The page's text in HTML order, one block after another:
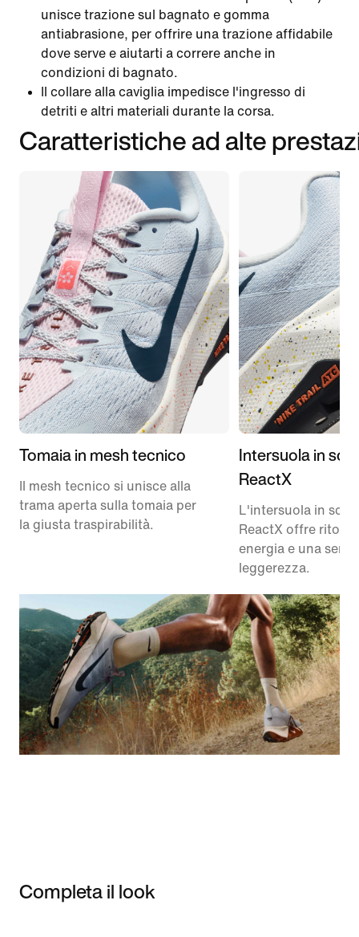
unisce trazione sul bagnato e gomma
antiabrasione, per offrire una trazione affidabile
dove serve e aiutarti a correre anche in
condizioni di bagnato.
Il collare alla caviglia impedisce l'ingresso di
detriti e altri materiali durante la corsa.
Caratteristiche ad alte
Tomaia in mesh tecnico
Il mesh tecnico si unisce alla
trama aperta sulla tomaia per
la giusta traspirabilità.
Intersuola in
ReactX
L'intersuola in
ReactX offre
energia e una
leggerezza.
Completa il look